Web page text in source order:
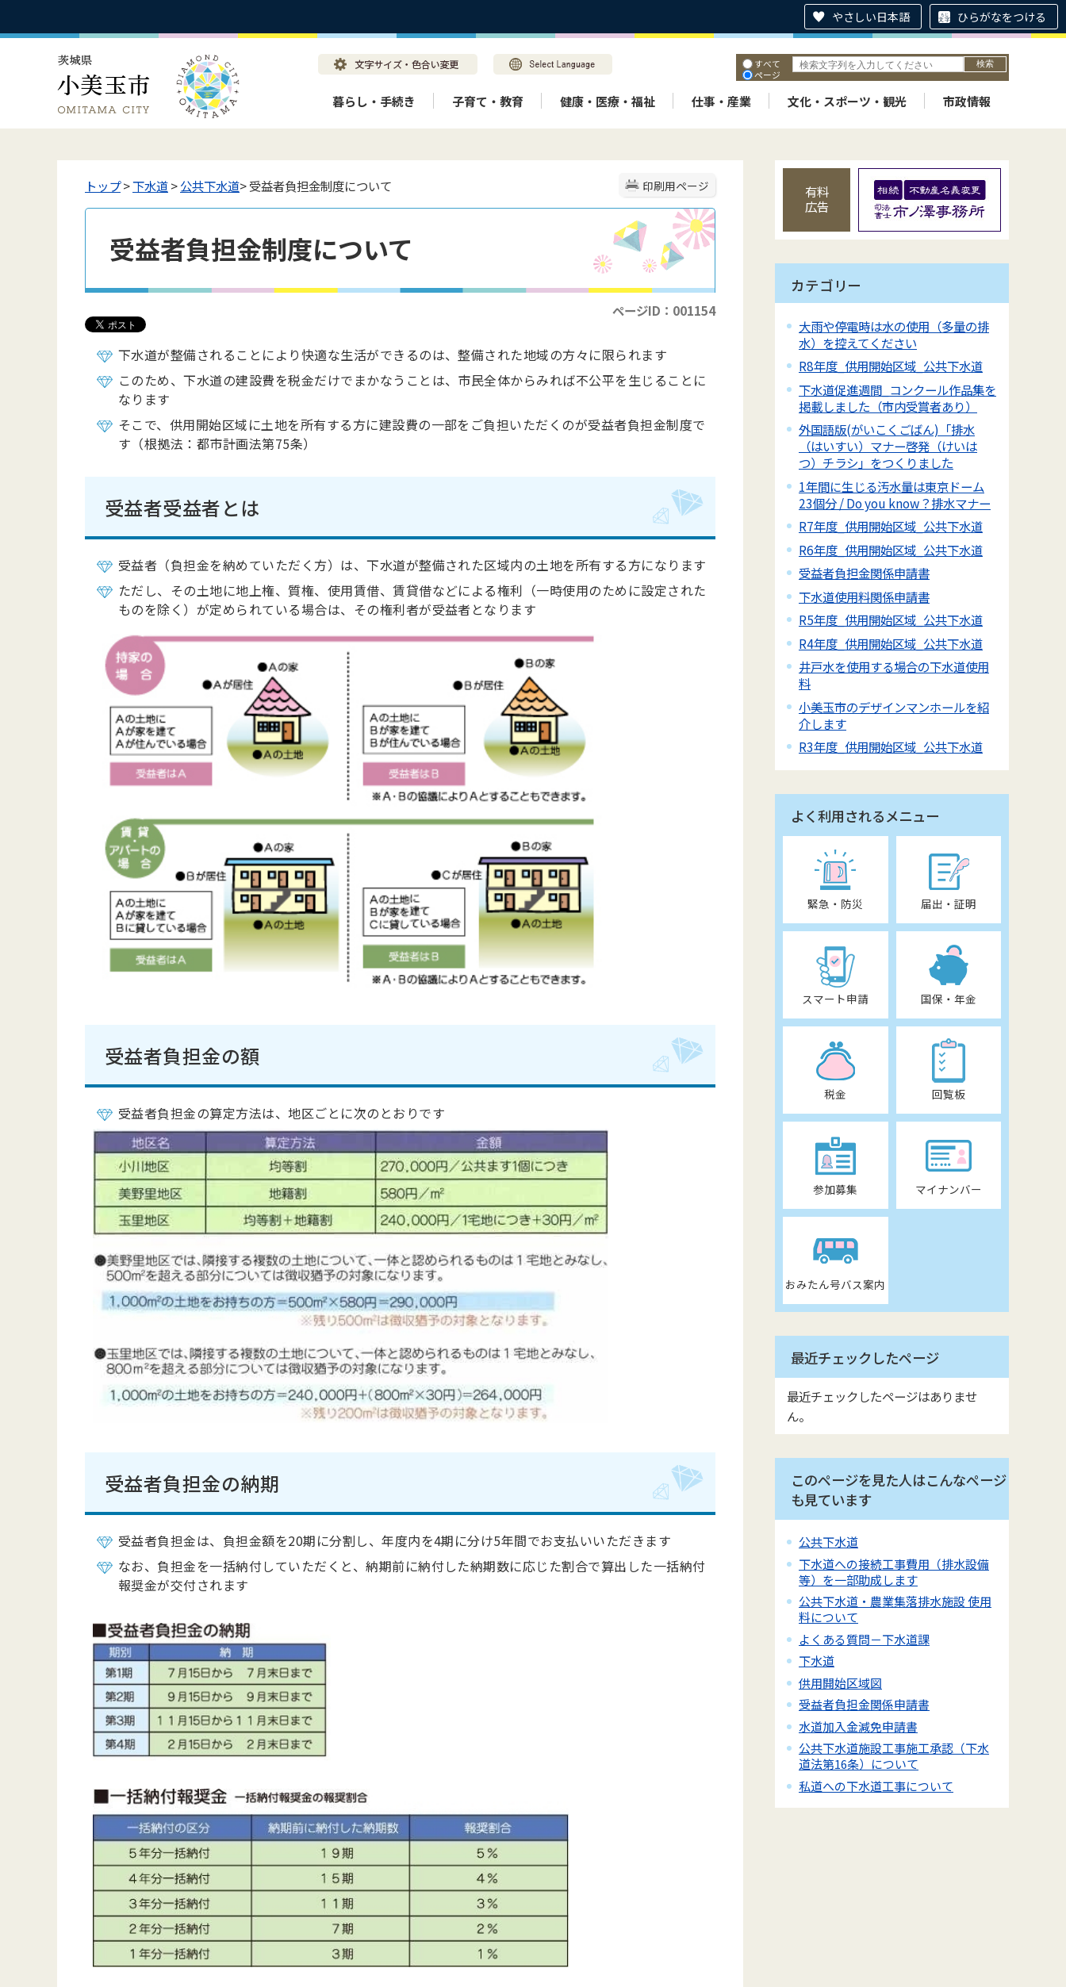
やさしい日本語 ひらがなをつける
すべて
ページ
暮らし・手続き 子育て・教育 健康・医療・福祉 仕事・産業 文化・スポーツ・観光 市政情報
印刷用ページ
トップ>下水道>公共下水道> 受益者負担金制度について
受益者負担金制度について
ページID：001154
下水道が整備されることにより快適な生活ができるのは、整備された地域の方々に限られます
このため、下水道の建設費を税金だけでまかなうことは、市民全体からみれば不公平を生じることに
なります
そこで、供用開始区域に土地を所有する方に建設費の一部をご負担いただくのが受益者負担金制度で
す（根拠法：都市計画法第75条）
受益者受益者とは
受益者（負担金を納めていただく方）は、下水道が整備された区域内の土地を所有する方になります
ただし、その土地に地上権、質権、使用賃借、賃貸借などによる権利（一時使用のために設定された
ものを除く）が定められている場合は、その権利者が受益者となります
受益者負担金の額
受益者負担金の算定方法は、地区ごとに次のとおりです
受益者負担金の納期
受益者負担金は、負担金額を20期に分割し、年度内を4期に分け5年間でお支払いいただきます
なお、負担金を一括納付していただくと、納期前に納付した納期数に応じた割合で算出した一括納付
報奨金が交付されます
有料
広告
カテゴリー
大雨や停電時は水の使用（多量の排
水）を控えてください
R8年度_供用開始区域_公共下水道
下水道促進週間_コンクール作品集を
掲載しました（市内受賞者あり）
外国語版(がいこくごばん)「排水
（はいすい）マナー啓発（けいは
つ）チラシ」をつくりました
1年間に生じる汚水量は東京ドーム
23個分 / Do you know？排水マナー
R7年度_供用開始区域_公共下水道
R6年度_供用開始区域_公共下水道
受益者負担金関係申請書
下水道使用料関係申請書
R5年度_供用開始区域_公共下水道
R4年度_供用開始区域_公共下水道
井戸水を使用する場合の下水道使用
料
小美玉市のデザインマンホールを紹
介します
R3年度_供用開始区域_公共下水道
よく利用されるメニュー
緊急・防災 届出・証明
スマート申請 国保・年金
税金 回覧板
参加募集 マイナンバー
おみたん号バス案内
最近チェックしたページ
最近チェックしたページはありませ
ん。
このページを見た人はこんなページ
も見ています
公共下水道
下水道への接続工事費用（排水設備
等）を一部助成します
公共下水道・農業集落排水施設 使用
料について
よくある質問－下水道課
下水道
供用開始区域図
受益者負担金関係申請書
水道加入金減免申請書
公共下水道施設工事施工承認（下水
道法第16条）について
私道への下水道工事について